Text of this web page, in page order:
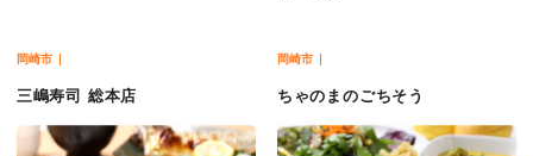
岡崎市
三嶋寿司 総本店
岡崎市
ちゃのまのごちそう